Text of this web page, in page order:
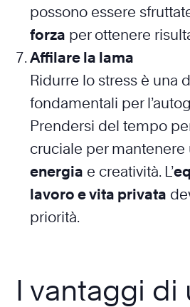
possono essere
forza per ottenere
Affilare la lama
Ridurre lo stress è una
fondamentali per
Prendersi del tempo
cruciale per mantenere
energia e creatività. L’
lavoro e vita privata
priorità.
I vantaggi di